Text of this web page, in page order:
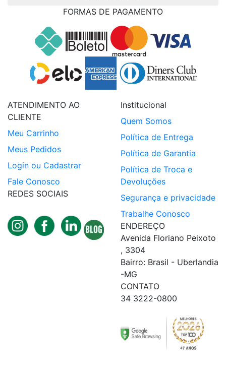
FORMAS DE PAGAMENTO
ATENDIMENTO AO
CLIENTE
Meu Carrinho
Meus Pedidos
Login ou Cadastrar
Fale Conosco
REDES SOCIAIS
Institucional
Quem Somos
Política de Entrega
Política de Garantia
Política de Troca e
Devoluções
Segurança e privacidade
Trabalhe Conosco
ENDEREÇO
Avenida Floriano Peixoto
, 3304
Bairro: Brasil - Uberlandia
-MG
CONTATO
34 3222-0800